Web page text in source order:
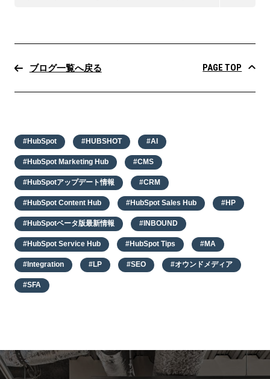
ブログ一覧へ戻る PAGE TOP
#HubSpot #HUBSHOT #AI
#HubSpot Marketing Hub #CMS
#HubSpotアップデート情報 #CRM
#HubSpot Content Hub #HubSpot Sales Hub #HP
#HubSpotベータ版最新情報 #INBOUND
#HubSpot Service Hub #HubSpot Tips #MA
#Integration #LP #SEO #オウンドメディア
#SFA